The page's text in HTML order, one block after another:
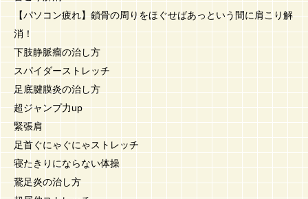
【パソコン疲れ】鎖骨の周りをほぐせばあっという間に肩こり解
消！
下肢静脈瘤の治し方
スパイダーストレッチ
足底腱膜炎の治し方
超ジャンプ力up
緊張肩
足首ぐにゃぐにゃストレッチ
寝たきりにならない体操
鵞足炎の治し方